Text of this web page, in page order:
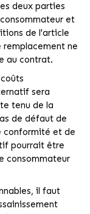
deux parties
et
de l'article
remplacement ne
au contrat.
sera
tenu de la
de défaut de
conformité et de
pourrait être
consommateur
il faut